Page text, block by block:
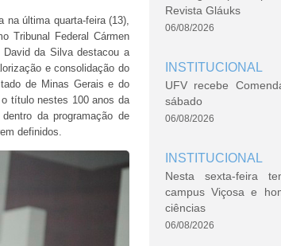
na última quarta-feira (13),
Tribunal Federal Cármen
David da Silva destacou a
e consolidação do
de Minas Gerais e do
título nestes 100 anos da
da programação de
definidos.
Revista Gláuks
06/08/2026
INSTITUCIONAL
UFV recebe
sábado
06/08/2026
INSTITUCIONAL
Nesta sexta-feira
campus Viçosa e
ciências
06/08/2026